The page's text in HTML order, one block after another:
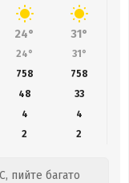
24° 31°
24° 31°
758 758
48 33
4
4
2 2
пийте багато